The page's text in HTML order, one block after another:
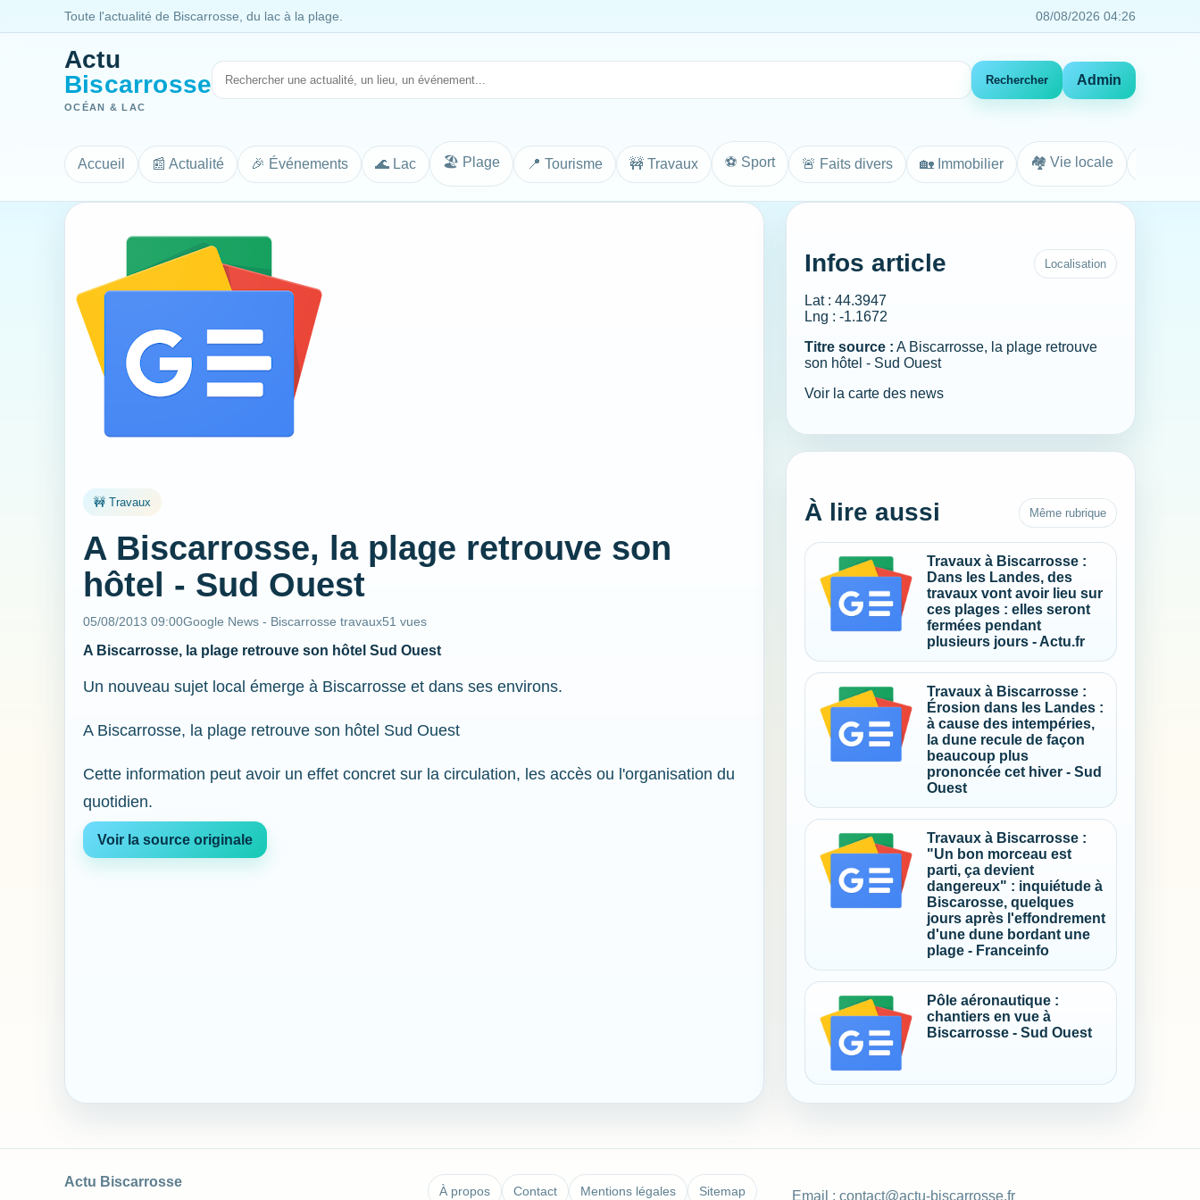
Toute l'actualité de Biscarrosse, du lac à la plage. 08/08/2026 04:26
Actu
Biscarrosse
OCÉAN & LAC
Rechercher Admin
Accueil 📰 Actualité 🎉 Événements 🌊 Lac 🏖️ Plage 📍 Tourisme 🚧 Travaux ⚽ Sport 🚨 Faits divers 🏡 Immobilier 🏘️ Vie locale
🚧 Travaux
A Biscarrosse, la plage retrouve son
hôtel - Sud Ouest
05/08/2013 09:00Google News - Biscarrosse travaux51 vues
A Biscarrosse, la plage retrouve son hôtel Sud Ouest
Un nouveau sujet local émerge à Biscarrosse et dans ses environs.
A Biscarrosse, la plage retrouve son hôtel Sud Ouest
Cette information peut avoir un effet concret sur la circulation, les accès ou l'organisation du
quotidien.
Voir la source originale
Infos article Localisation
Lat : 44.3947
Lng : -1.1672
Titre source : A Biscarrosse, la plage retrouve
son hôtel - Sud Ouest
Voir la carte des news
À lire aussi Même rubrique
Travaux à Biscarrosse :
Dans les Landes, des
travaux vont avoir lieu sur
ces plages : elles seront
fermées pendant
plusieurs jours - Actu.fr
Travaux à Biscarrosse :
Érosion dans les Landes :
à cause des intempéries,
la dune recule de façon
beaucoup plus
prononcée cet hiver - Sud
Ouest
Travaux à Biscarrosse :
"Un bon morceau est
parti, ça devient
dangereux" : inquiétude à
Biscarosse, quelques
jours après l'effondrement
d'une dune bordant une
plage - Franceinfo
Pôle aéronautique :
chantiers en vue à
Biscarrosse - Sud Ouest
Actu Biscarrosse
À propos Contact Mentions légales Sitemap Email : contact@actu-biscarrosse.fr